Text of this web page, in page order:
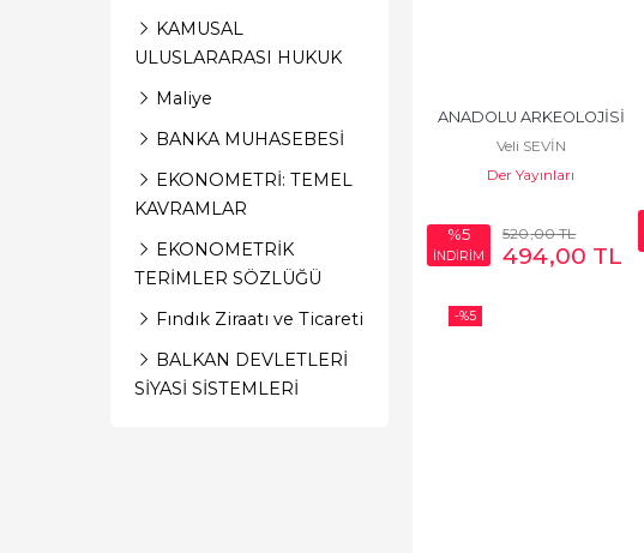
KAMUSAL
ULUSLARARASI HUKUK
Maliye
BANKA MUHASEBESİ
EKONOMETRİ: TEMEL
KAVRAMLAR
EKONOMETRİK
TERİMLER SÖZLÜĞÜ
Fındık Ziraatı ve Ticareti
BALKAN DEVLETLERİ
SİYASİ SİSTEMLERİ
ANADOLU ARKEOLOJİSİ
Veli SEVİN
Der Yayınları
%5
İNDİRİM
520,00TL
494,00 TL
-%5